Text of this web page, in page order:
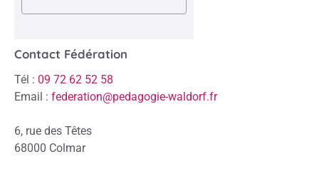
Contact Fédération
Tél : 09 72 62 52 58
Email : federation@pedagogie-waldorf.fr
6, rue des Têtes
68000 Colmar